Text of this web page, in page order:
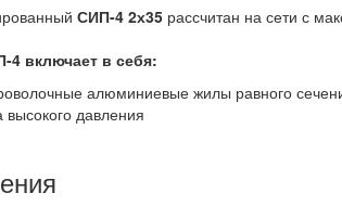
СИП-4 2х35 рассчитан на сети с
4 включает в себя:
алюминиевые жилы равного
давления